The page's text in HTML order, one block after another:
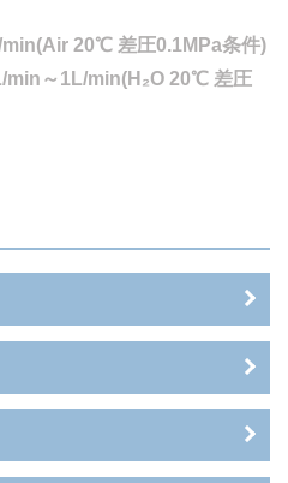
20℃ 差圧0.1MPa条件)
min(H₂O 20℃ 差圧